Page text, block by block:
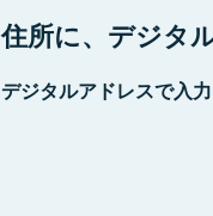
住所に、デジタ
デジタルアドレスで入